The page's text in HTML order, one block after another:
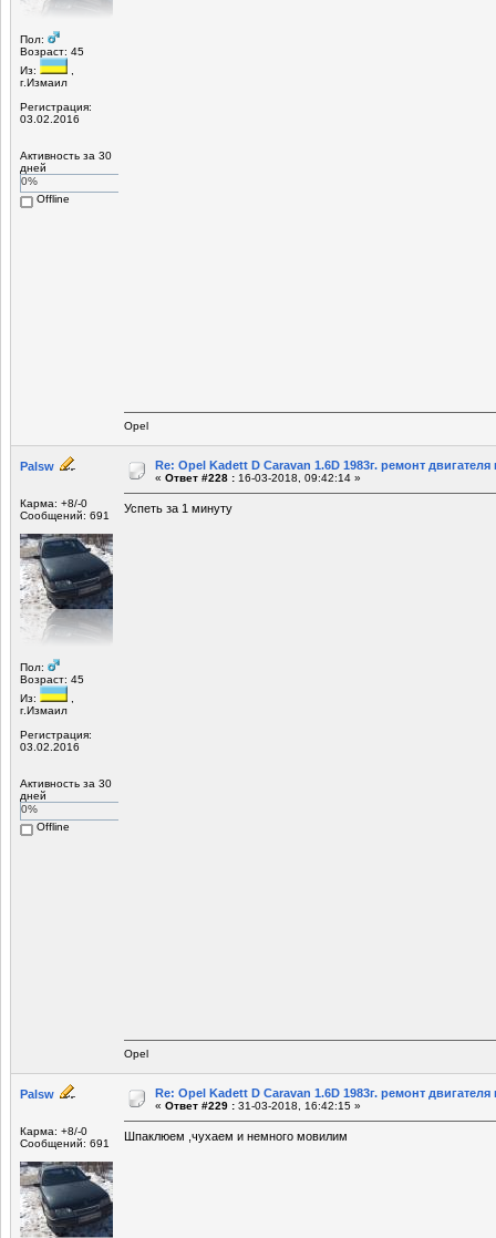
Пол:
Возраст: 45
Из:
г.Измаил
Регистрация:
03.02.2016
Активность за 30
дней
0%
Offline
Opel
Palsw
Карма: +8/-0
Сообщений: 691
Пол:
Возраст: 45
Из:
г.Измаил
Регистрация:
03.02.2016
Активность за 30
дней
0%
Offline
Re: Opel Kadett D Caravan 1.6D 1983г. ремонт двигателя
« Ответ #228 : 16-03-2018, 09:42:14 »
Успеть за 1 минуту
Opel
Palsw
Карма: +8/-0
Сообщений: 691
Re: Opel Kadett D Caravan 1.6D 1983г. ремонт двигателя
« Ответ #229 : 31-03-2018, 16:42:15 »
Шпаклюем ,чухаем и немного мовилим